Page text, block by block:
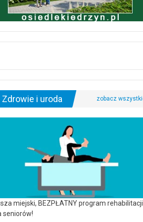
Zdrowie i uroda
miejski, BEZPŁATNY program rehabilitacji
seniorów!